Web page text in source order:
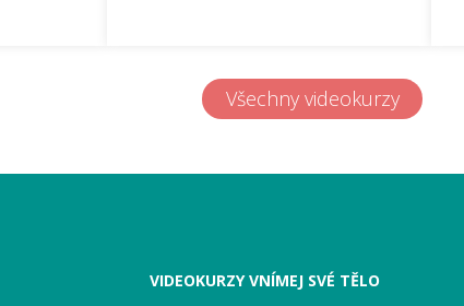
Všechny videokurzy
VIDEOKURZY VNÍMEJ SVÉ TĚLO